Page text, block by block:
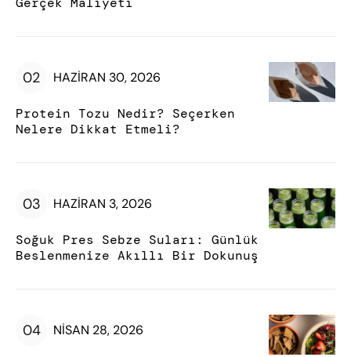
HAZIRAN 30, 2026
Protein Tozu Nedir? Seçerken
Nelere Dikkat Etmeli?
HAZIRAN 3, 2026
Soğuk Pres Sebze Suları: Günlük
Beslenmenize Akıllı Bir Dokunuş
NISAN 28, 2026